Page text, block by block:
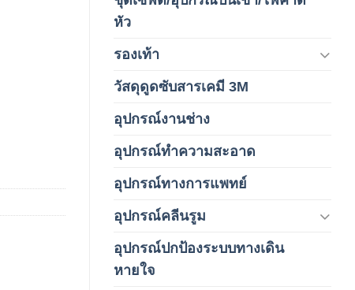
หัว
รองเท้า
วัสดุดูดซับสารเคมี 3M
อุปกรณ์งานช่าง
อุปกรณ์ทำความสะอาด
อุปกรณ์ทางการแพทย์
อุปกรณ์คลีนรูม
อุปกรณ์ปกป้องระบบทางเดิน
หายใจ